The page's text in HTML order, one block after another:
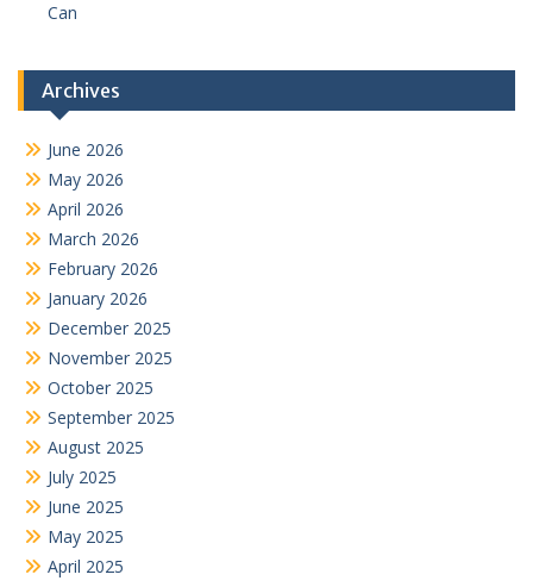
Can
Archives
June 2026
May 2026
April 2026
March 2026
February 2026
January 2026
December 2025
November 2025
October 2025
September 2025
August 2025
July 2025
June 2025
May 2025
April 2025